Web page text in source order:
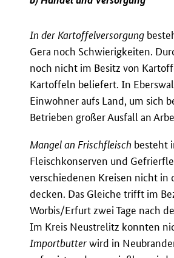
In der Kartoffelversorgung
Gera noch Schwierigkeiten.
noch nicht im Besitz von
Kartoffeln beliefert. In
Einwohner aufs Land, um sich
Betrieben großer Ausfall an
Mangel an Frischfleisch besteht
Fleischkonserven und
verschiedenen Kreisen nicht in
decken. Das Gleiche trifft im
Worbis/Erfurt zwei Tage nach
Im Kreis Neustrelitz konnten
Importbutterwird in